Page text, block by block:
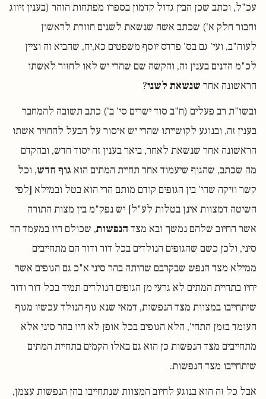
עכ"ל, וכתב שכן הבין גדול קדמון בספרו מפתחות הזהר (בענין זיווג
וחבור חלק א') שכתב אשה שנשאת לשנים חוזרת לראשון
לעוה"ב, ועי' גם בס' פרדס יוסף משפטים כא,יח, שהביא זה וציין
לכ"מ הדנים בענין זה, והקשה שם שהרי יש לאו לחזור לאשתו
הראשונה אחר שנשאת לשני?
ובשו"ת רב פעלים (ח"ב סוד ישרים סי' ב') כתב תשובה להמחבר
בענין זה, ובנוגע לקושייתו שהרי יש איסור על הבעל להחזיר אשתו
הראשונה אחר שנשאת לאחר, ביאר בענין זה יסוד חדש, ובהקדם
מה שכתב, שהגוף שיעמוד אחר תחיית המתים הוא גוף חדש, וכל
קשר וזיקה שהי' בין הגופים קודם מותם הרי הוא בטל ובמילא [לפי
השיטה דמצוות אינן בטלות לע"ל] יש נפק"מ בין מצות התורה
אשר החיוב שלהם נמשך ובא מצד הנפשות, שכולם היו במעמד הר
סיני, ולכן כשם שהגופים הנולדים בכל דור ודור הם מתחייבים
ממילא מצד הנפש שבקרבם שהיתה בהר סיני א"כ גם הגופים אשר
יחיו בתחיית המתים לא גרעי מן הגופים הנולדים תמיד בכל דור ודור
שיתחייבו במצוות מצד הנפשות, דמאי שנא גוף הנולד עכשיו מגוף
העומד בזמן התחי', הלא הגופים בכל אופן לא היו בהר סיני אלא
מתחייבים מצד הנפשות כן הוא גם באלו הקמים בתחיית המתים
שיתחייבו מצד הנפשות.
אבל כל זה הוא בנוגע לחיוב המצוות שנתחייבו בהן הנפשות עצמן,